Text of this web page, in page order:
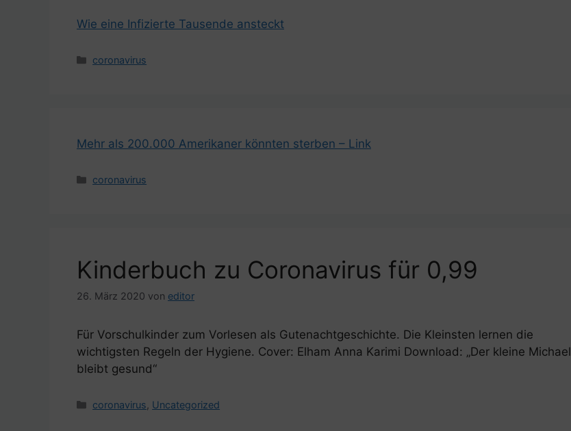
Wie eine Infizierte Tausende ansteckt
Kategorien
coronavirus
Mehr als 200.000 Amerikaner könnten sterben – Link
Kategorien
coronavirus
Kinderbuch zu Coronavirus für 0,99
26. März 2020 von editor
Für Vorschulkinder zum Vorlesen als Gutenachtgeschichte. Die Kleinsten lernen die
wichtigsten Regeln der Hygiene. Cover: Elham Anna Karimi Download: „Der kleine Michael
bleibt gesund“
Kategorien
coronavirus Uncategorized